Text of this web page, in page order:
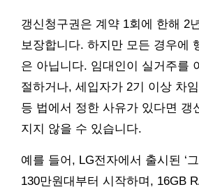
갱신청구권은 계약 1회에 한해 2
보장합니다. 하지만 모든 경우에
은 아닙니다. 임대인이 실거주를
절하거나, 세입자가 2기 이상 차
등 법에서 정한 사유가 있다면 갱
지지 않을 수 있습니다.
예를 들어, LG전자에서 출시된 ‘
130만원대부터 시작하며, 16GB